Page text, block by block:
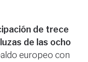
de trece
de las ocho
europeo con